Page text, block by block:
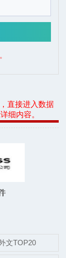
直接进入数据
细内容。
文TOP20